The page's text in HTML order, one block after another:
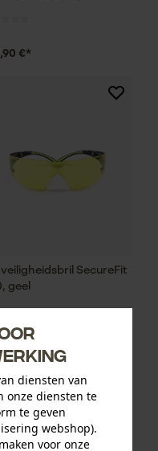
€*
veiligheidsbril SecureFit
geel
€*diensten van
onze diensten te
te geven
webshop).
voor onze